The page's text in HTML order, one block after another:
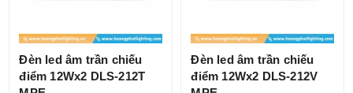
Đèn led âm trần chiếu
điểm 12Wx2 DLS-212T
Đèn led âm trần chiếu
điểm 12Wx2 DLS-212V